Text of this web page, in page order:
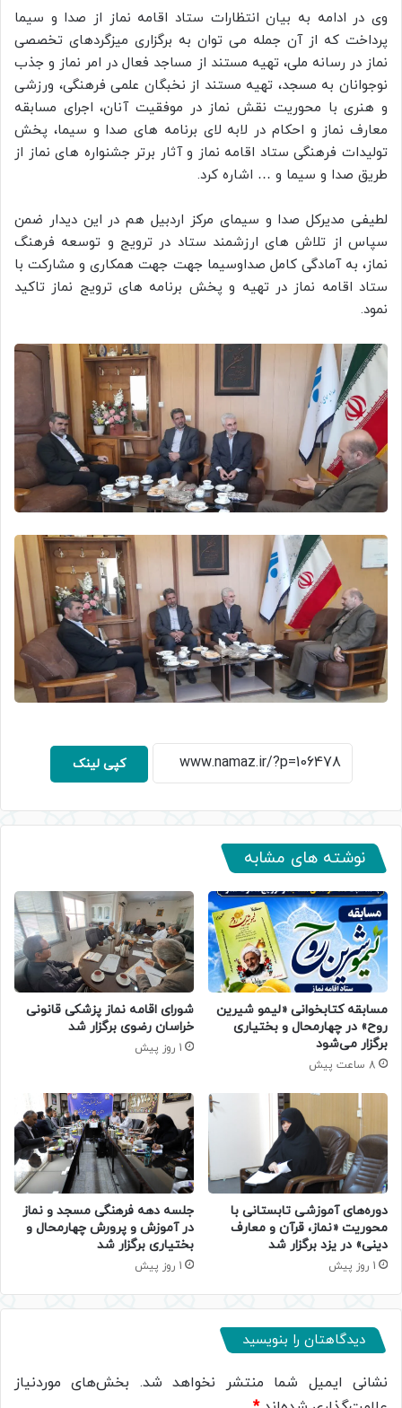
وی در ادامه به بیان انتظارات ستاد اقامه نماز از صدا و سیما
پرداخت که از آن جمله می توان به برگزاری میزگردهای تخصصی
نماز در رسانه ملی، تهیه مستند از مساجد فعال در امر نماز و جذب
نوجوانان به مسجد، تهیه مستند از نخبگان علمی فرهنگی، ورزشی
و هنری با محوریت نقش نماز در موفقیت آنان، اجرای مسابقه
معارف نماز و احکام در لابه لای برنامه های صدا و سیما، پخش
تولیدات فرهنگی ستاد اقامه نماز و آثار برتر جشنواره های نماز از
طریق صدا و سیما و … اشاره کرد.
لطیفی مدیرکل صدا و سیمای مرکز اردبیل هم در این دیدار ضمن
سپاس از تلاش های ارزشمند ستاد در ترویج و توسعه فرهنگ
نماز، به آمادگی کامل صداوسیما جهت جهت همکاری و مشارکت با
ستاد اقامه نماز در تهیه و پخش برنامه های ترویج نماز تاکید
نمود.
کپی لینک
نوشته های مشابه
مسابقه کتابخوانی «لیمو شیرین
روح» در چهارمحال و بختیاری
برگزار می‌شود
8 ساعت پیش
شورای اقامه نماز پزشکی قانونی
خراسان رضوی برگزار شد
1 روز پیش
دوره‌های آموزشی تابستانی با
محوریت «نماز، قرآن و معارف
دینی» در یزد برگزار شد
1 روز پیش
جلسه دهه فرهنگی مسجد و نماز
در آموزش و پرورش چهارمحال و
بختیاری برگزار شد
1 روز پیش
دیدگاهتان را بنویسید
نشانی ایمیل شما منتشر نخواهد شد. بخش‌های موردنیاز